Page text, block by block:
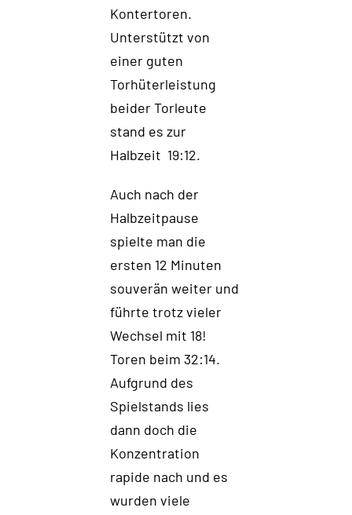
Kontertoren.
Unterstützt von
einer guten
Torhüterleistung
beider Torleute
stand es zur
Halbzeit 19:12.
Auch nach der
Halbzeitpause
spielte man die
ersten 12 Minuten
souverän weiter und
führte trotz vieler
Wechsel mit 18!
Toren beim 32:14.
Aufgrund des
Spielstands lies
dann doch die
Konzentration
rapide nach und es
wurden viele